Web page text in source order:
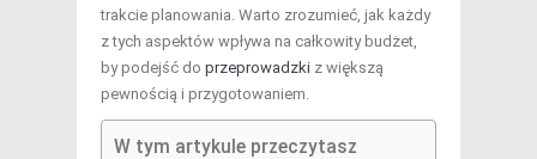
trakcie planowania. Warto zrozumieć, jak każdy
z tych aspektów wpływa na całkowity budżet,
by podejść do przeprowadzki z większą
pewnością i przygotowaniem.
W tym artykule przeczytasz